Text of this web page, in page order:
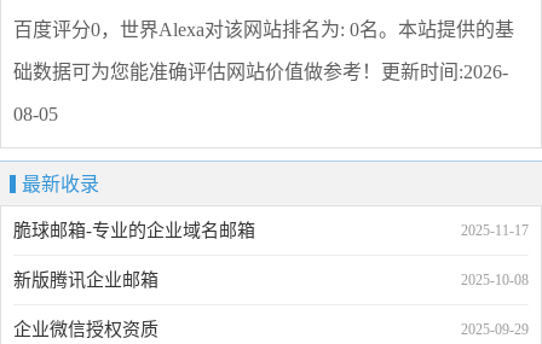
百度评分0，世界Alexa对该网站排名为: 0名。本站提供的基
础数据可为您能准确评估网站价值做参考！ 更新时间:2026-
08-05
最新收录
2025-11-17
脆球邮箱-专业的企业域名邮箱
2025-10-08
新版腾讯企业邮箱
2025-09-29
企业微信授权资质